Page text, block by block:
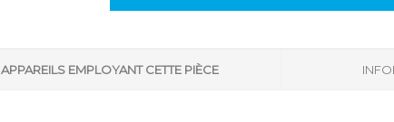
APPAREILS EMPLOYANT CETTE PIÈCE